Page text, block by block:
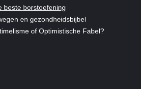
beste borstoefening
en gezondheidsbijbel
of Optimistische Fabel?